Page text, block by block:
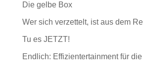
Die gelbe Box
Wer sich verzettelt, ist aus dem
Tu es JETZT!
Endlich: Effizientertainment für